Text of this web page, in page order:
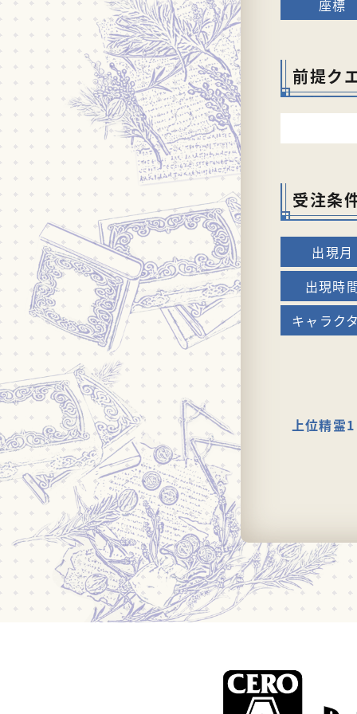
前提ク
受注条
上位精霊1